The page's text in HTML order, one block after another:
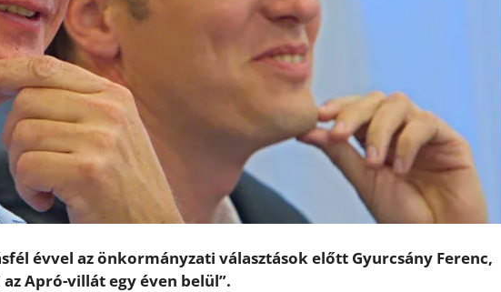
évvel az önkormányzati választások előtt Gyurcsány Ferenc,
Apró-villát egy éven belül”.